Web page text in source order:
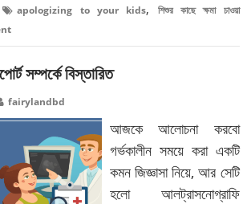
apologizing to your kids,
শিশুর কাছে ক্ষমা চাওয়া
সম্পর্কে বিস্তারিত
fairylandbd
আজকে আলোচনা করবো
গর্ভকালীন সময়ে করা একটি
কমন জিজ্ঞাসা নিয়ে, আর সেটি
হলো আলট্রাসনোগ্রাফি